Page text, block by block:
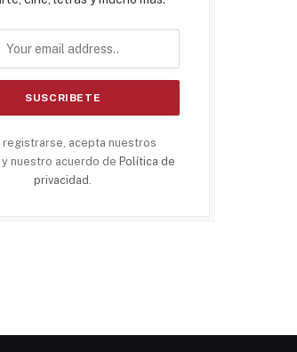
registrarse, acepta nuestros
nuestro acuerdo de Política de
privacidad